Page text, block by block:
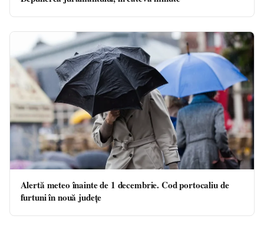
Alertă meteo înainte de 1 decembrie. Cod portocaliu de
furtuni în nouă județe